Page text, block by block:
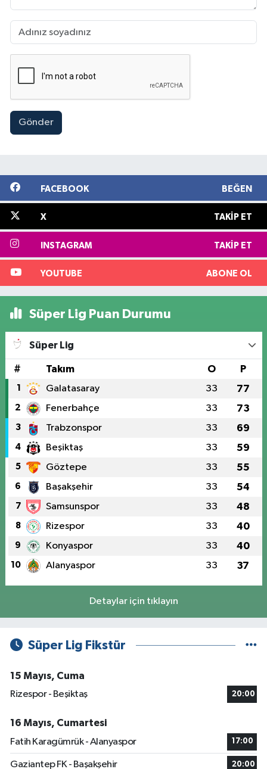
Gönder
FACEBOOK BEĞEN
X TAKIP ET
INSTAGRAM TAKIP ET
YOUTUBE ABONE OL
Süper Lig Puan Durumu
Süper Lig
# Takım O P
1 Galatasaray 33 77
2 Fenerbahçe 33 73
3 Trabzonspor 33 69
4 Beşiktaş 33 59
5 Göztepe 33 55
6 Başakşehir 33 54
7 Samsunspor 33 48
8 Rizespor 33 40
9 Konyaspor 33 40
10 Alanyaspor 33 37
Detaylar için tıklayın
Süper Lig Fikstür
15 Mayıs, Cuma
Rizespor - Beşiktaş
20:00
16 Mayıs, Cumartesi
Fatih Karagümrük - Alanyaspor
17:00
Gaziantep FK - Başakşehir 20:00